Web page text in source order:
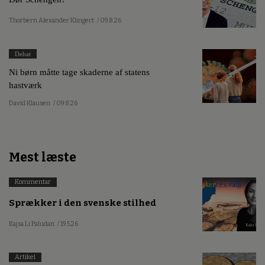
Thorbern Alexander Klingert / 09.8.26
Debat
Ni børn måtte tage skaderne af statens
hastværk
David Klausen / 09.8.26
Mest læste
Kommentar
Sprækker i den svenske stilhed
Kajsa Li Paludan / 19.5.26
Artikel